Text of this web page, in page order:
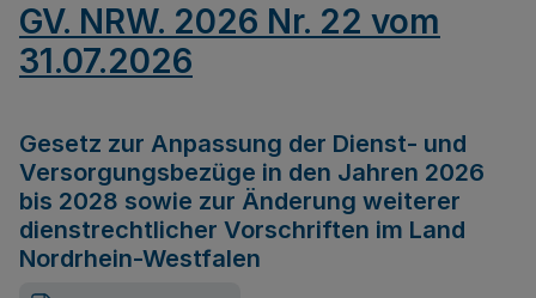
GV. NRW. 2026 Nr. 22 vom
31.07.2026
Gesetz zur Anpassung der Dienst- und
Versorgungsbezüge in den Jahren 2026
bis 2028 sowie zur Änderung weiterer
dienstrechtlicher Vorschriften im Land
Nordrhein-Westfalen